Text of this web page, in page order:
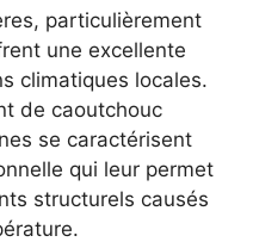
particulièrement
une excellente
climatiques locales.
de caoutchouc
se caractérisent
qui leur permet
structurels causés